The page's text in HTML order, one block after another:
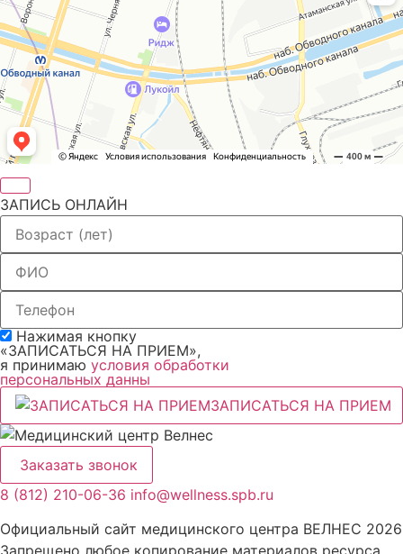
ЗАПИСЬ ОНЛАЙН
Нажимая кнопку
«ЗАПИСАТЬСЯ НА ПРИЕМ»,
я принимаю условия обработки
персональных данны
ЗАПИСАТЬСЯ НА ПРИЕМ
Заказать звонок
8 (812) 210-06-36 info@wellness.spb.ru
Официальный сайт медицинского центра ВЕЛНЕС 2026